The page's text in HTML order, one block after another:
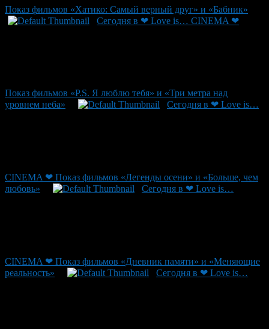
Показ фильмов «Хатико: Самый верный друг» и «Бабник»
Сегодня в ❤ Love is… CINEMA ❤
Показ фильмов «P.S. Я люблю тебя» и «Три метра над
уровнем неба»
Сегодня в ❤ Love is…
CINEMA ❤ Показ фильмов «Легенды осени» и «Больше, чем
любовь»
Сегодня в ❤ Love is…
CINEMA ❤ Показ фильмов «Дневник памяти» и «Меняющие
реальность»
Сегодня в ❤ Love is…